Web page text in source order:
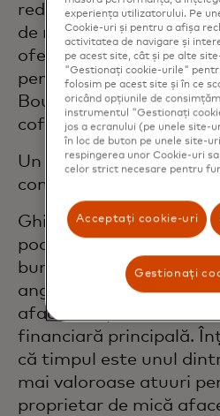
reducând excluziunea
de numeroase
oferindu-le resursele
pentru a reuși”, a
Bough, director de
cofondator al Group
Un istoric de sprijin
comunitatea micilor
Ghidată de
poate avea succes
bune în lume,
angajează să aducă
afaceri de pretutindeni
financiară principală.
că timpul este unul
mai valoroase atuuri
proprietar de mică
experiența utilizatorului. Pe
Cookie-uri și pentru a afișa
activitatea de navigare și
pe acest site, cât și pe alte
"Gestionați cookie-urile"
folosim pe acest site și în ce
oricând opțiunile de
instrumentul "Gestionați
jos a ecranului (pe unele site-
în loc de buton pe unele site-
respingerea unor Cookie-uri
celor strict necesare pentru
Acceptați cookie-uri
Gestionați